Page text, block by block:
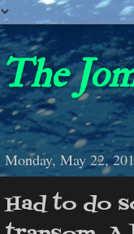
The
Monday, May 22,
Had to do